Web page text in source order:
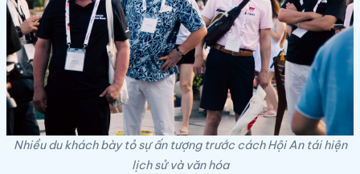
Nhiều du khách bày tỏ sự ấn tượng trước cách Hội An tái hiện
lịch sử và văn hóa